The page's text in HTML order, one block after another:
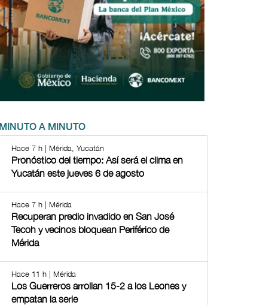
MINUTO A MINUTO
Hace 7 h | Mérida, Yucatán
Pronóstico del tiempo: Así será el clima en
Yucatán este jueves 6 de agosto
Hace 7 h | Mérida
Recuperan predio invadido en San José
Tecoh y vecinos bloquean Periférico de
Mérida
Hace 11 h | Mérida
Los Guerreros arrollan 15-2 a los Leones y
empatan la serie